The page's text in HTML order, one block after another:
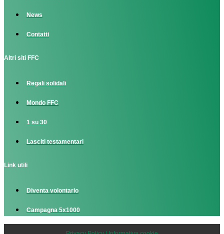
News
Contatti
Altri siti FFC
Regali solidali
Mondo FFC
1 su 30
Lasciti testamentari
Link utili
Diventa volontario
Campagna 5x1000